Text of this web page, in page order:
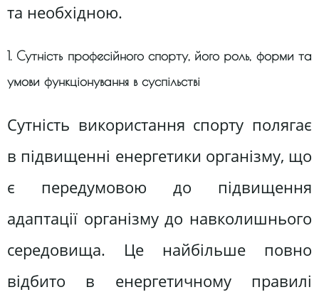
та необхідною.
1. Сутність професійного спорту, його роль, форми та
умови функціонування в суспільстві
Сутність використання спорту полягає
в підвищенні енергетики організму, що
є передумовою до підвищення
адаптації організму до навколишнього
середовища. Це найбільше повно
відбито в енергетичному правилі